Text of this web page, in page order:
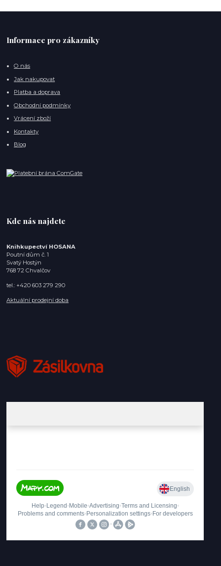
Informace pro zákazníky
O nás
Jak nakupovat
Platba a doprava
Obchodní podmínky
Vrácení zboží
Kontakty
Blog
Kde nás najdete
Knihkupectví HOSANA
Poutní dům č. 1
Svatý Hostýn
768 72 Chvalčov
tel.: +420 603 279 290
Aktuální prodejní doba